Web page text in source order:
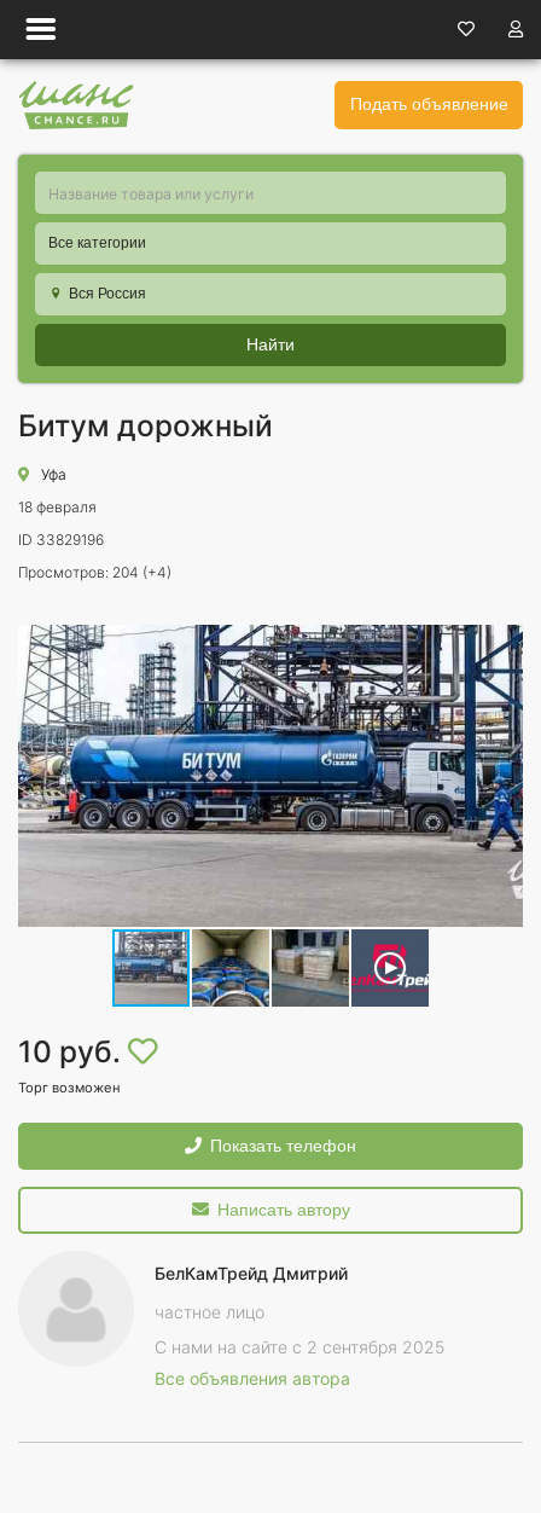
Подать объявление
Все категории
Вся Россия
Найти
Битум дорожный
Уфа
18 февраля
ID 33829196
Просмотров: 204 (+4)
10 руб.
Торг возможен
Показать телефон
Написать автору
БелКамТрейд Дмитрий
частное лицо
С нами на сайте с 2 сентября 2025
Все объявления автора